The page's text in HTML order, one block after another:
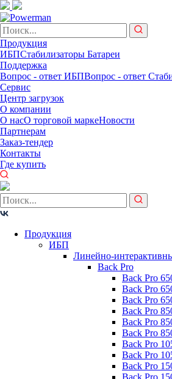
Продукция
ИБПСтабилизаторы Батареи
Поддержка
Вопрос - ответ ИБПВопрос - ответ
Сервис
Центр загрузок
О компании
О насО торговой маркеНовости
Партнерам
Заказ-тендер
Контакты
Где купить
Продукция
ИБП
Линейно-
Back Pro
Back Pro
Back Pro
Back Pro
Back Pro
Back Pro
Back Pro
Back Pro
Back Pro
Back Pro
Back Pro